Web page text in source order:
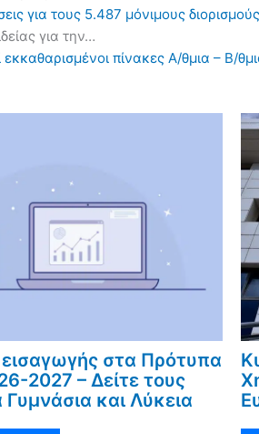
για τους 5.487 μόνιμους
για την…
εκκαθαρισμένοι πίνακες Α/θμια – Β/
εισαγωγής στα Πρότυπα
2027 – Δείτε τους
Γυμνάσια και Λύκεια